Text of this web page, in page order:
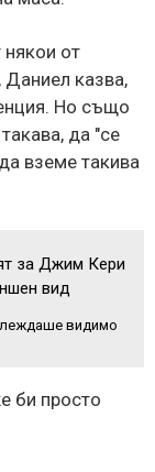
някои от
Даниел казва,
Но също
да "се
вземе такива
за Джим Кери
вид
видимо
би просто